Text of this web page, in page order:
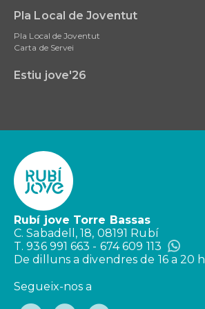
Pla Local de Joventut
Pla Local de Joventut
Carta de Servei
Estiu jove'26
Rubí jove Torre Bassas
C. Sabadell, 18, 08191 Rubí
T. 936 991 663 - 674 609 113
De dilluns a divendres de 16 a 20 h
Segueix-nos a